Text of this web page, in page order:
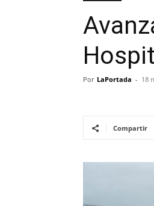
Por LaPortada - 18
Compartir